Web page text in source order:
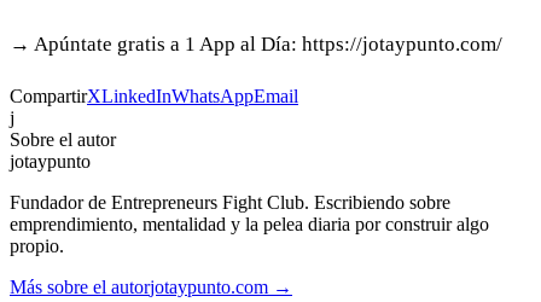
→ Apúntate gratis a 1 App al Día: https://jotaypunto.com/
CompartirXLinkedInWhatsAppEmail
j
Sobre el autor
jotaypunto
Fundador de Entrepreneurs Fight Club. Escribiendo sobre
emprendimiento, mentalidad y la pelea diaria por construir algo
propio.
Más sobre el autorjotaypunto.com →